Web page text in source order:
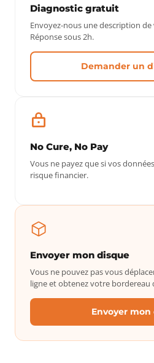
Diagnostic gratuit
Envoyez-nous une description
Réponse sous 2h.
Demander un
No Cure, No Pay
Vous ne payez que si vos
risque financier.
Envoyer mon disque
Vous ne pouvez pas vous
ligne et obtenez votre bordereau
Envoyer mon